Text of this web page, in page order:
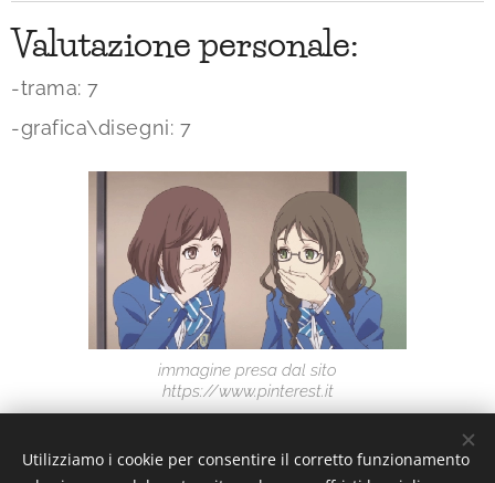
Valutazione personale:
-trama: 7
-grafica\disegni: 7
immagine presa dal sito
https://www.pinterest.it
Interesting or Not?
Utilizziamo i cookie per consentire il corretto funzionamento